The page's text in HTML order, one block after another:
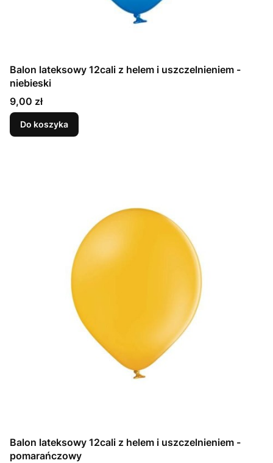
Balon lateksowy 12cali z helem i uszczelnieniem -
niebieski
Cena
9,00 zł
Do koszyka
Balon lateksowy 12cali z helem i uszczelnieniem -
pomarańczowy